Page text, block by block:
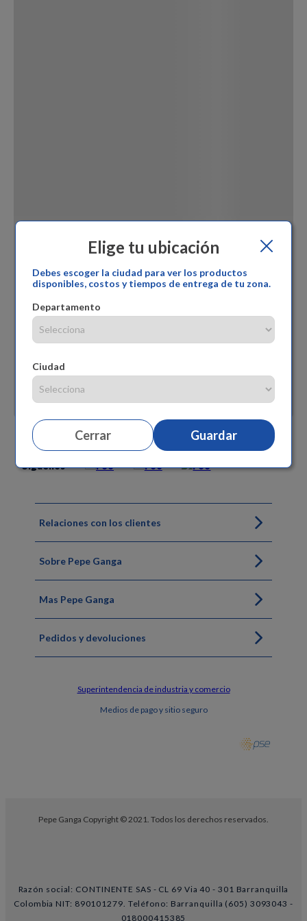
Elige tu ubicación
Debes escoger la ciudad para ver los productos
disponibles, costos y tiempos de entrega de tu zona.
Departamento
Ciudad
Cerrar Guardar
Siguenos
Relaciones con los clientes
Sobre Pepe Ganga
Mas Pepe Ganga
Pedidos y devoluciones
Superintendencia de industria y comercio
Medios de pago y sitio seguro
Pepe Ganga Copyright © 2021. Todos los derechos reservados.
Razón social: CONTINENTE SAS - CL 69 Via 40 - 301 Barranquilla
Colombia NIT: 890101279. Teléfono: Barranquilla (605) 3093043 -
018000415385